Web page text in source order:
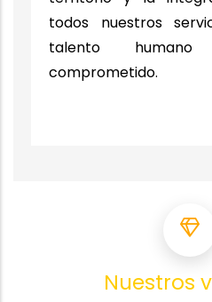
todos nuestros
talento
comprometido.
Nuestros v